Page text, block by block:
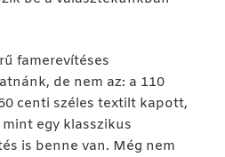
famerevítéses
de nem az: a 110
centi széles textilt kapott,
egy klasszikus
is benne van. Még nem